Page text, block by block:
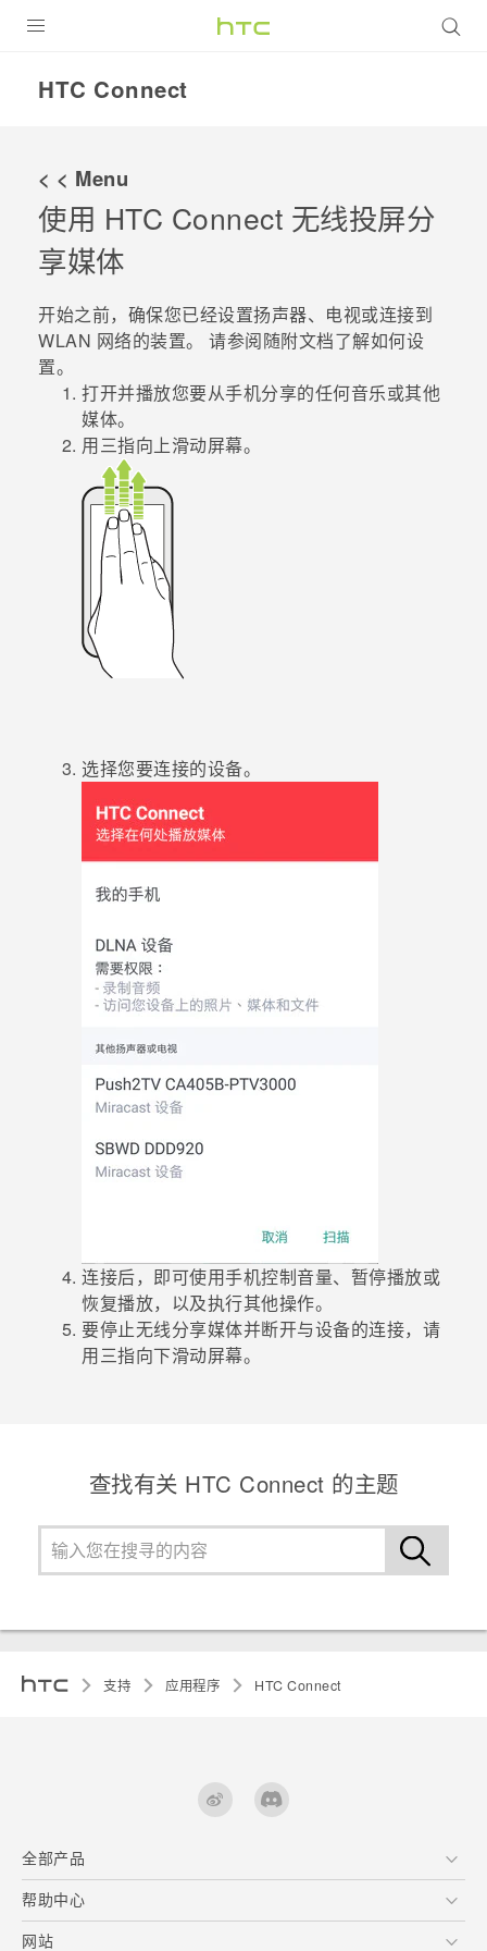
VIVERSE
支持帮助
在线客服
HTC Connect
< < Menu
使用 HTC Connect 无线投屏分
享媒体
开始之前，确保您已经设置扬声器、电视或连接到
WLAN 网络的装置。 请参阅随附文档了解如何设
置。
打开并播放您要从手机分享的任何音乐或其他
媒体。
用三指向上滑动屏幕。
选择您要连接的设备。
连接后，即可使用手机控制音量、暂停播放或
恢复播放，以及执行其他操作。
要停止无线分享媒体并断开与设备的连接，请
用三指向下滑动屏幕。
查找有关 HTC Connect 的主题
支持 应用程序 HTC Connect
全部产品
区块链智能手机
VIVE
帮助中心
在线客服
网站